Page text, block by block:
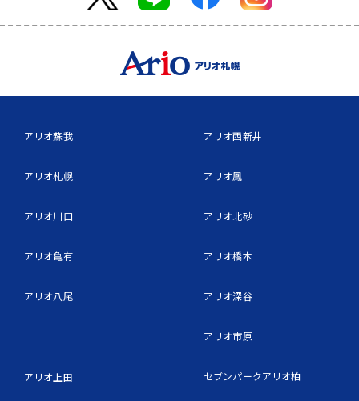
アリオ蘇我
アリオ札幌
アリオ川口
アリオ亀有
アリオ八尾
アリオ上田
アリオ西新井
アリオ鳳
アリオ北砂
アリオ橋本
アリオ深谷
アリオ市原
セブンパークアリオ柏